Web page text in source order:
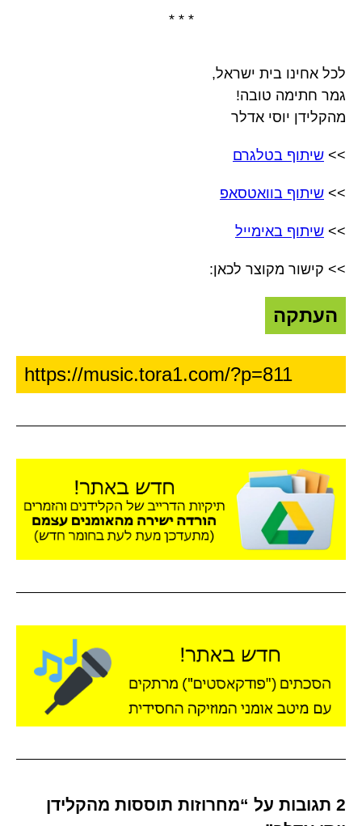
* * *
לכל אחינו בית ישראל,
גמר חתימה טובה!
מהקלידן יוסי אדלר
>> שיתוף בטלגרם
>> שיתוף בוואטסאפ
>> שיתוף באימייל
>> קישור מקוצר לכאן:
העתקה
2 תגובות על “מחרוזות תוססות מהקלידן